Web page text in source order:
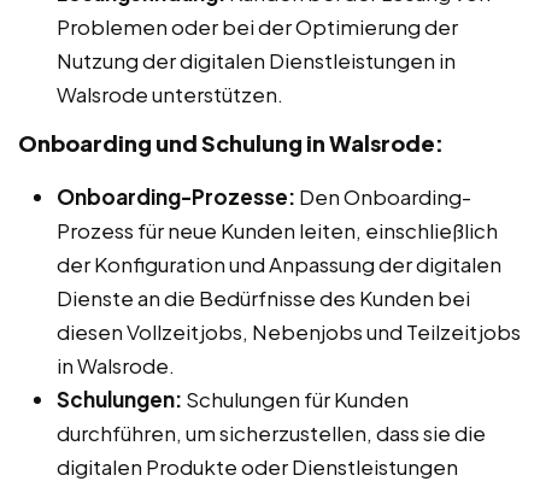
Problemen oder bei der Optimierung der
Nutzung der digitalen Dienstleistungen in
Walsrode unterstützen.
Onboarding und Schulung in Walsrode:
Onboarding-Prozesse: Den Onboarding-
Prozess für neue Kunden leiten, einschließlich
der Konfiguration und Anpassung der digitalen
Dienste an die Bedürfnisse des Kunden bei
diesen Vollzeitjobs, Nebenjobs und Teilzeitjobs
in Walsrode.
Schulungen: Schulungen für Kunden
durchführen, um sicherzustellen, dass sie die
digitalen Produkte oder Dienstleistungen